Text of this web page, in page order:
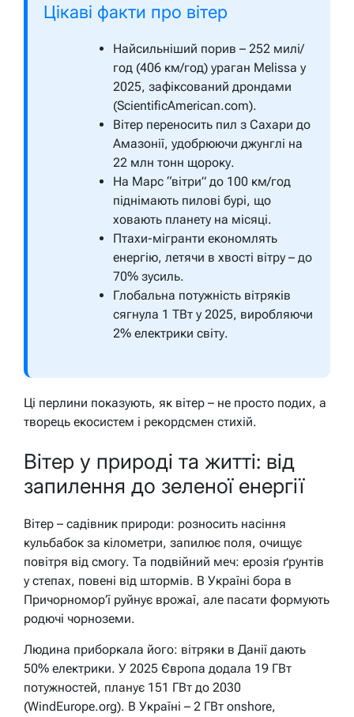
Цікаві факти про вітер
Найсильніший порив – 252 милі/
год (406 км/год) ураган Melissa у
2025, зафіксований дрондами
(ScientificAmerican.com).
Вітер переносить пил з Сахари до
Амазонії, удобрюючи джунглі на
22 млн тонн щороку.
На Марс “вітри” до 100 км/год
піднімають пилові бурі, що
ховають планету на місяці.
Птахи-мігранти економлять
енергію, летячи в хвості вітру – до
70% зусиль.
Глобальна потужність вітряків
сягнула 1 ТВт у 2025, виробляючи
2% електрики світу.
Ці перлини показують, як вітер – не просто подих, а
творець екосистем і рекордсмен стихій.
Вітер у природі та житті: від
запилення до зеленої енергії
Вітер – садівник природи: розносить насіння
кульбабок за кілометри, запилює поля, очищує
повітря від смогу. Та подвійний меч: ерозія ґрунтів
у степах, повені від штормів. В Україні бора в
Причорномор’ї руйнує врожаї, але пасати формують
родючі чорноземи.
Людина приборкала його: вітряки в Данії дають
50% електрики. У 2025 Європа додала 19 ГВт
потужностей, планує 151 ГВт до 2030
(WindEurope.org). В Україні – 2 ГВт onshore,